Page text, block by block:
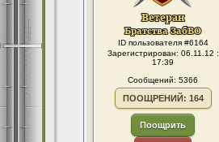
ID пользователя #6164
Зарегистрирован: 06.11.12 :
17:39
Сообщений: 5366
ПООЩРЕНИЙ: 164
Поощрить